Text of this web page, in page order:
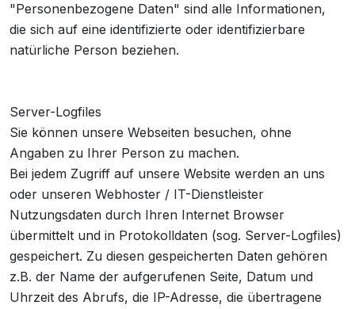
"Personenbezogene Daten" sind alle Informationen,
die sich auf eine identifizierte oder identifizierbare
natürliche Person beziehen.
Server-Logfiles
Sie können unsere Webseiten besuchen, ohne
Angaben zu Ihrer Person zu machen.
Bei jedem Zugriff auf unsere Website werden an uns
oder unseren Webhoster / IT-Dienstleister
Nutzungsdaten durch Ihren Internet Browser
übermittelt und in Protokolldaten (sog. Server-Logfiles)
gespeichert. Zu diesen gespeicherten Daten gehören
z.B. der Name der aufgerufenen Seite, Datum und
Uhrzeit des Abrufs, die IP-Adresse, die übertragene